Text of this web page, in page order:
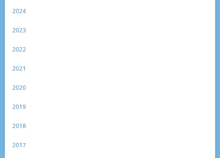
2024
2023
2022
2021
2020
2019
2018
2017